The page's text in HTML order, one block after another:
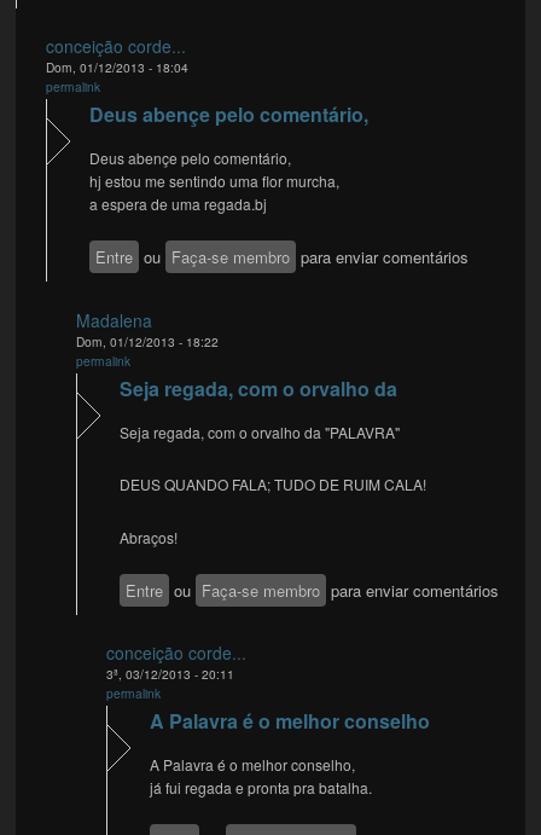
conceição corde...
Dom, 01/12/2013 - 18:04
permalink
Deus abençe pelo comentário,
Deus abençe pelo comentário,
hj estou me sentindo uma flor murcha,
a espera de uma regada.bj
Entre ou Faça-se membro para enviar comentários
Madalena
Dom, 01/12/2013 - 18:22
permalink
Seja regada, com o orvalho da
Seja regada, com o orvalho da "PALAVRA"
DEUS QUANDO FALA; TUDO DE RUIM CALA!
Abraços!
Entre ou Faça-se membro para enviar comentários
conceição corde...
3ª, 03/12/2013 - 20:11
permalink
A Palavra é o melhor conselho
A Palavra é o melhor conselho,
já fui regada e pronta pra batalha.